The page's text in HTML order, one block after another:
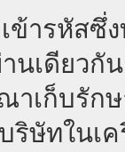
ารหัสซึ่
นเดียวกั
าเก็บรัก
ษัทในเ